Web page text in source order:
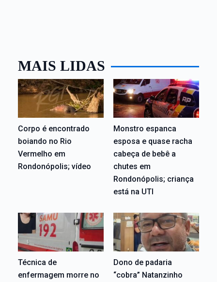
MAIS LIDAS
Corpo é encontrado
boiando no Rio
Vermelho em
Rondonópolis; vídeo
Monstro espanca
esposa e quase racha
cabeça de bebê a
chutes em
Rondonópolis; criança
está na UTI
Técnica de
enfermagem morre no
Dono de padaria
“cobra” Natanzinho